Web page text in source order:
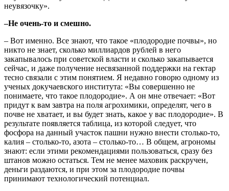
неувязочку».
–Не очень-то и смешно.
– Вот именно. Все знают, что такое «плодородие почвы», но
никто не знает, сколько миллиардов рублей в него
закапывалось при советской власти и сколько закапывается
сейчас, и даже получение несвязанной поддержки на гектар
тесно связали с этим понятием. Я недавно говорю одному из
ученых докучаевского института: «Вы совершенно не
понимаете, что такое плодородие». А он мне отвечает: «Вот
придут к вам завтра на поля агрохимики, определят, чего в
почве не хватает, и вы будет знать, какое у вас плодородие». В
результате появляется таблица, из которой следует, что
фосфора на данный участок пашни нужно внести столько-то,
калия – столько-то, азота – столько-то… В общем, агрономы
знают: если этими рекомендациями пользоваться, сразу без
штанов можно остаться. Тем не менее маховик раскручен,
деньги раздаются, и при этом за плодородие почвы
принимают технологический потенциал.